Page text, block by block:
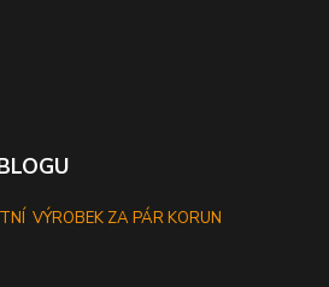
VÝROBEK ZA PÁR KORUN